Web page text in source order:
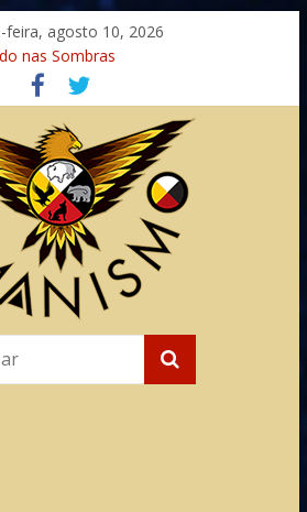
feira, agosto 10, 2026
nas Sombras
A Jornada do Espírito Ancestral
Universal
Caminho Espiritual – Crescimento
na Cura